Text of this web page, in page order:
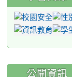
公開資訊